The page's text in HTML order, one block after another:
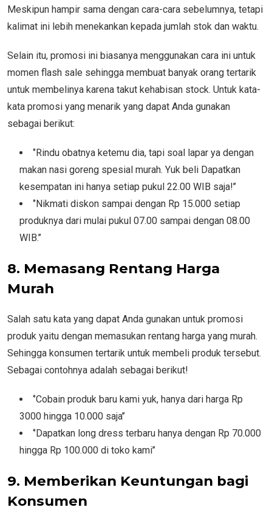
Meskipun hampir sama dengan cara-cara sebelumnya, tetapi
kalimat ini lebih menekankan kepada jumlah stok dan waktu.
Selain itu, promosi ini biasanya menggunakan cara ini untuk
momen flash sale sehingga membuat banyak orang tertarik
untuk membelinya karena takut kehabisan stock. Untuk kata-
kata promosi yang menarik yang dapat Anda gunakan
sebagai berikut:
‘’Rindu obatnya ketemu dia, tapi soal lapar ya dengan
makan nasi goreng spesial murah. Yuk beli Dapatkan
kesempatan ini hanya setiap pukul 22.00 WIB saja!’’
‘’Nikmati diskon sampai dengan Rp 15.000 setiap
produknya dari mulai pukul 07.00 sampai dengan 08.00
WIB.’’
8. Memasang Rentang Harga
Murah
Salah satu kata yang dapat Anda gunakan untuk promosi
produk yaitu dengan memasukan rentang harga yang murah.
Sehingga konsumen tertarik untuk membeli produk tersebut.
Sebagai contohnya adalah sebagai berikut!
‘’Cobain produk baru kami yuk, hanya dari harga Rp
3000 hingga 10.000 saja’’
‘’Dapatkan long dress terbaru hanya dengan Rp 70.000
hingga Rp 100.000 di toko kami’’
9. Memberikan Keuntungan bagi
Konsumen